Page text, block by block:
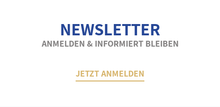
NEWSLETTER
ANMELDEN & INFORMIERT BLEIBEN
JETZT ANMELDEN